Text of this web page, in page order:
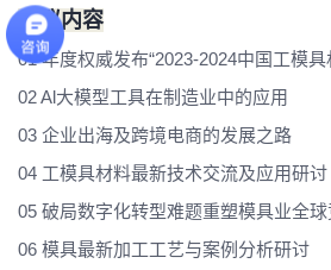
会议内容
01 年度权威发布“2023-2024中国工模
02 Al大模型工具在制造业中的应用
03 企业出海及跨境电商的发展之路
04 工模具材料最新技术交流及应用研讨
05 破局数字化转型难题重塑模具业全球
06 模具最新加工工艺与案例分析研讨